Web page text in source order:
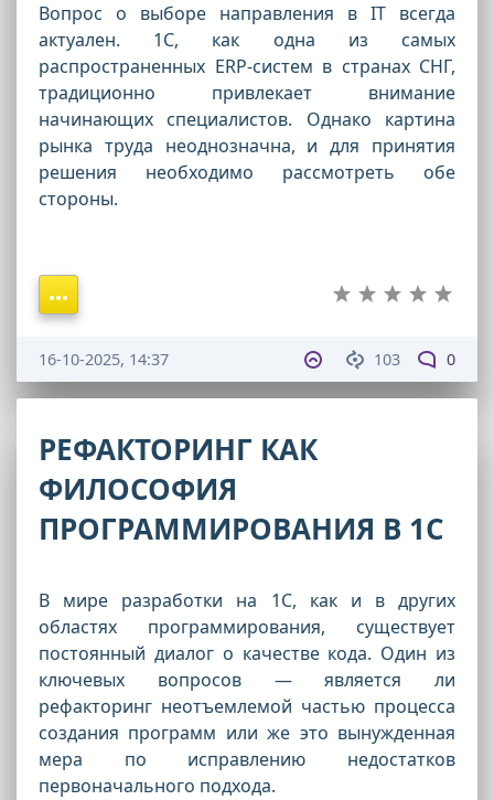
Вопрос о выборе направления в IT всегда
актуален. 1С, как одна из самых
распространенных ERP-систем в странах СНГ,
традиционно привлекает внимание
начинающих специалистов. Однако картина
рынка труда неоднозначна, и для принятия
решения необходимо рассмотреть обе
стороны.
103 0
16-10-2025, 14:37
РЕФАКТОРИНГ КАК
ФИЛОСОФИЯ
ПРОГРАММИРОВАНИЯ В 1С
В мире разработки на 1С, как и в других
областях программирования, существует
постоянный диалог о качестве кода. Один из
ключевых вопросов — является ли
рефакторинг неотъемлемой частью процесса
создания программ или же это вынужденная
мера по исправлению недостатков
первоначального подхода.